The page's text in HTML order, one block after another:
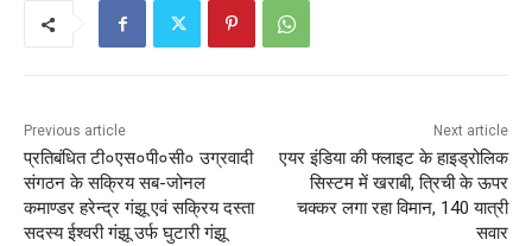
Previous article
प्रतिबंधित टी०एस०पी०सी० उग्रवादी
संगठन के सक्रिय सब-जोनल
कमाण्डर हरेन्द्र गंझू एवं सक्रिय दस्ता
सदस्य ईश्वरी गंझू उर्फ घुटारी गंझू
Next article
एयर इंडिया की फ्लाइट के हाइड्रोलिक
सिस्टम में खराबी, त्रिची के ऊपर
चक्कर लगा रहा विमान, 140 यात्री
सवार